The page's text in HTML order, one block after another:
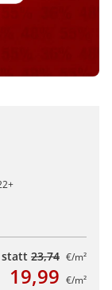
statt 23,74 €/m²
19,99 €/m²